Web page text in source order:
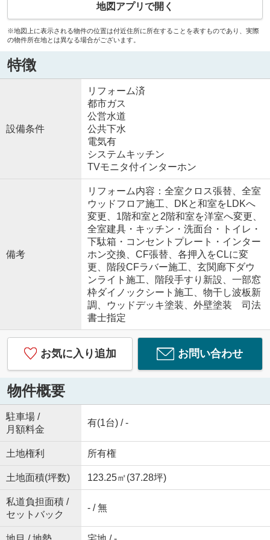
地図アプリで開く
※地図上に表示される物件の位置は付近住所に所在することを表すものであり、実際
の物件所在地とは異なる場合がございます。
特徴
設備条件
リフォーム済
都市ガス
公営水道
公共下水
電気有
システムキッチン
TVモニタ付インターホン
備考
リフォーム内容：全室クロス張替、全室
ウッドフロア施工、DKと和室をLDKへ
変更、1階和室と2階和室を洋室へ変更、
全室建具・キッチン・洗面台・トイレ・
下駄箱・コンセントプレート・インター
ホン交換、CF張替、各押入をCLに変
更、階段CFラバー施工、玄関廊下ダウ
ンライト施工、階段手すり新設、一部窓
枠ダイノックシート施工、物干し波板新
調、ウッドデッキ塗装、外壁塗装 司法
書士指定
お気に入り追加 お問い合わせ
物件概要
駐車場 /
月額料金
有(1台) / -
土地権利 所有権
土地面積(坪数) 123.25㎡(37.28坪)
私道負担面積 /
セットバック
- / 無